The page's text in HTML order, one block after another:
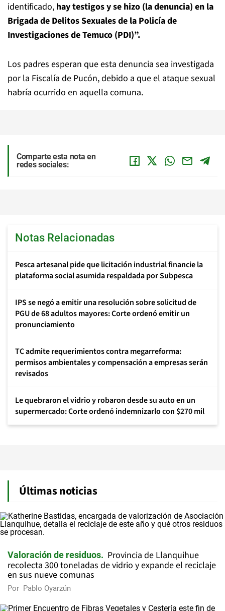
identificado, hay testigos y se hizo (la denuncia) en la
Brigada de Delitos Sexuales de la Policía de
Investigaciones de Temuco (PDI)”.
Los padres esperan que esta denuncia sea investigada
por la Fiscalía de Pucón, debido a que el ataque sexual
habría ocurrido en aquella comuna.
Comparte esta nota en
redes sociales:
Notas Relacionadas
Pesca artesanal pide que licitación industrial financie la
plataforma social asumida respaldada por Subpesca
IPS se negó a emitir una resolución sobre solicitud de
PGU de 68 adultos mayores: Corte ordenó emitir un
pronunciamiento
TC admite requerimientos contra megarreforma:
permisos ambientales y compensación a empresas serán
revisados
Le quebraron el vidrio y robaron desde su auto en un
supermercado: Corte ordenó indemnizarlo con $270 mil
Últimas noticias
Valoración de residuos
Provincia de Llanquihue
recolecta 300 toneladas de vidrio y expande el reciclaje
en sus nueve comunas
Por Pablo Oyarzún